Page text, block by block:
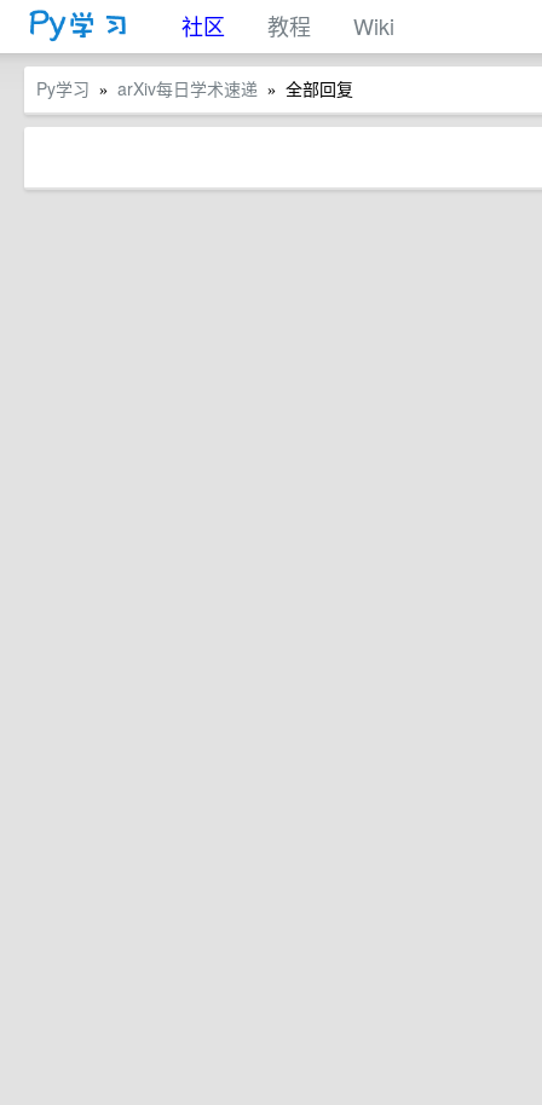
社区 教程 Wiki
Py学习 » arXiv每日学术速递 » 全部回复